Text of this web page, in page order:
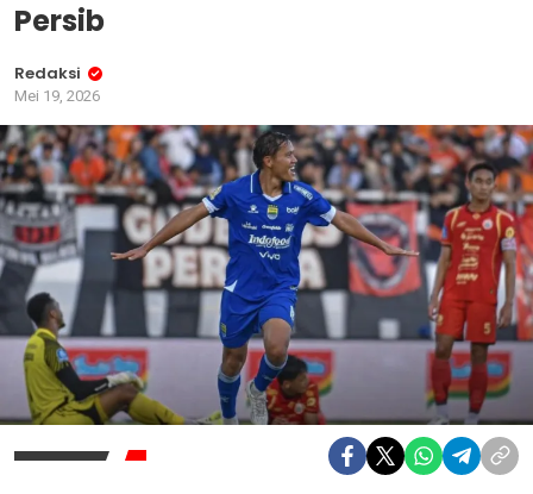
Persib
Redaksi
Mei 19, 2026